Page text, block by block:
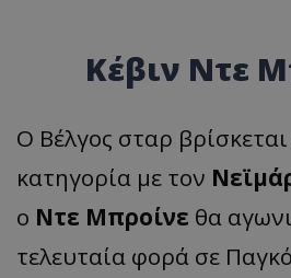
Κέβιν Ντε
Ο Βέλγος σταρ
κατηγορία με τον
ο Ντε Μπροίνε θα
τελευταία φορά σε